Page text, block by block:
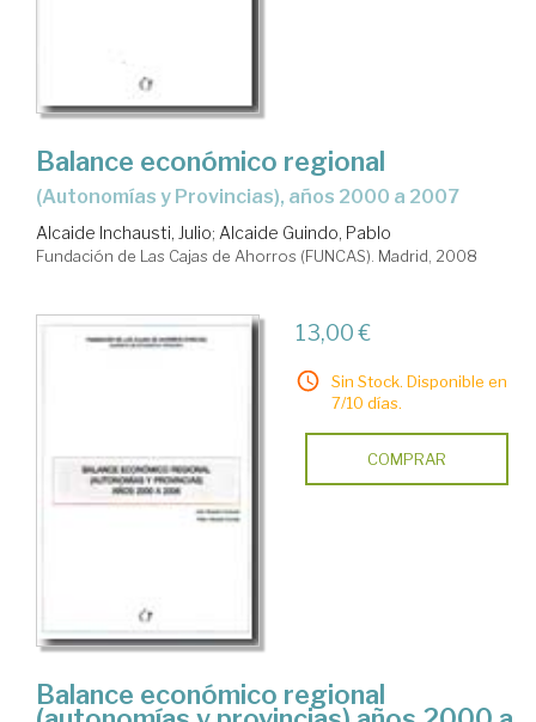
Balance económico regional
(Autonomías y Provincias), años 2000 a 2007
Alcaide Inchausti, Julio; Alcaide Guindo, Pablo
Fundación de Las Cajas de Ahorros (FUNCAS). Madrid, 2008
13,00 €
Sin Stock. Disponible en
7/10 días.
COMPRAR
Balance económico regional